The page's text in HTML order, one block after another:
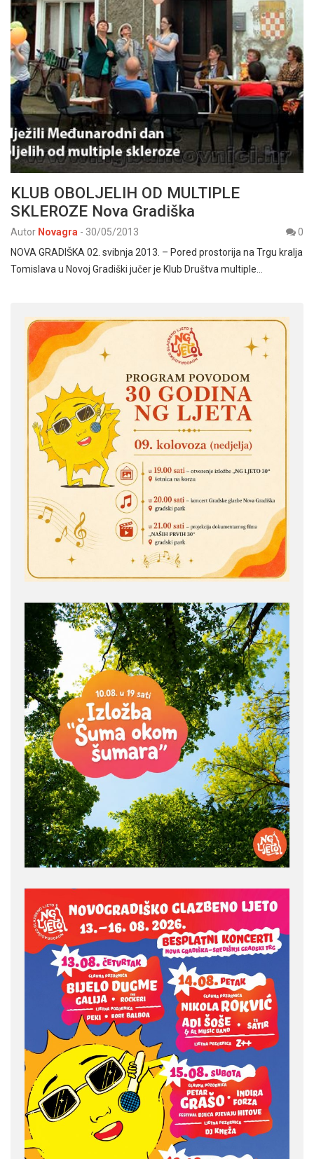
KLUB OBOLJELIH OD MULTIPLE
SKLEROZE Nova Gradiška
Autor Novagra - 30/05/2013
0
NOVA GRADIŠKA 02. svibnja 2013. – Pored prostorija na Trgu kralja
Tomislava u Novoj Gradiški jučer je Klub Društva multiple…